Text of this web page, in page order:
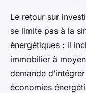
Le retour sur
se limite pas à la
énergétiques : il
immobilier à
demande
économies